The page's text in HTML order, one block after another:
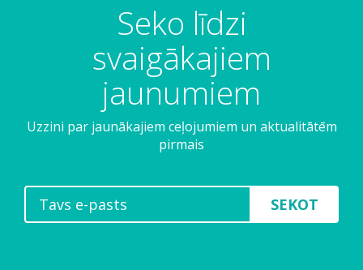
Seko līdzi
svaigākajiem
jaunumiem
Uzzini par jaunākajiem ceļojumiem un aktualitātēm
pirmais
SEKOT